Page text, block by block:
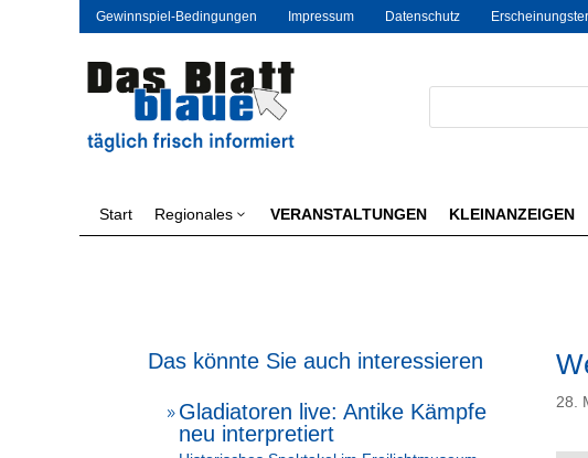
Gewinnspiel-Bedingungen Impressum Datenschutz
Start Regionales 3 VERANSTALTUNGEN KLEINANZEIGEN
Das könnte Sie auch interessieren
9 Gladiatoren live: Antike Kämpfe
neu interpretiert
28.